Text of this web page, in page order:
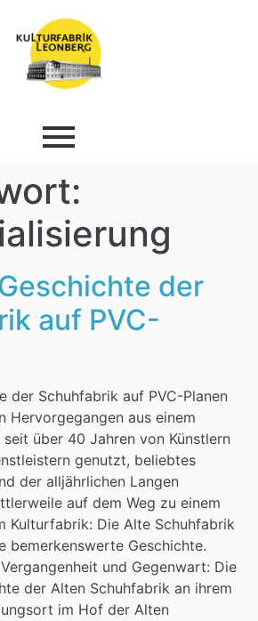
der
auf PVC-
der Schuhfabrik auf PVC-Planen
Hervorgegangen aus einem
über 40 Jahren von Künstlern
genutzt, beliebtes
der alljährlichen Langen
auf dem Weg zu einem
Kulturfabrik: Die Alte Schuhfabrik
bemerkenswerte Geschichte.
und Gegenwart: Die
der Alten Schuhfabrik an ihrem
im Hof der Alten